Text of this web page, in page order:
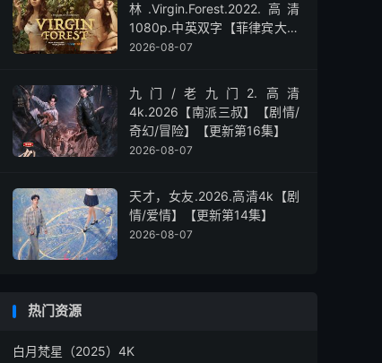
林.Virgin.Forest.2022.高清
1080p.中英双字【菲律宾大尺
度】
2026-08-07
九门/老九门2.高清
4k.2026【南派三叔】【剧情/
奇幻/冒险】【更新第16集】
2026-08-07
天才，女友.2026.高清4k【剧
情/爱情】【更新第14集】
2026-08-07
热门资源
白月梵星（2025）4K